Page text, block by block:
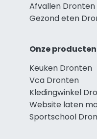
Afvallen Dronten
Gezond eten
Onze producten
Keuken Dronten
Vca Dronten
Kledingwinkel
Website laten
Sportschool